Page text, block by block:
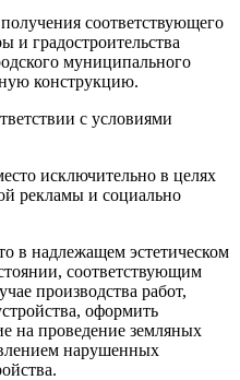
соответствующего
и градостроительства
муниципального
конструкцию.
с условиями
исключительно в целях
рекламы и социально
в надлежащем эстетическом
соответствующим
производства работ,
оформить
на проведение земляных
нарушенных